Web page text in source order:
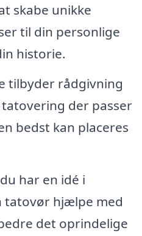
skabe unikke
til din personlige
historie.
tilbyder rådgivning
der passer
bedst kan placeres
har en idé i
tatovør hjælpe med
det oprindelige